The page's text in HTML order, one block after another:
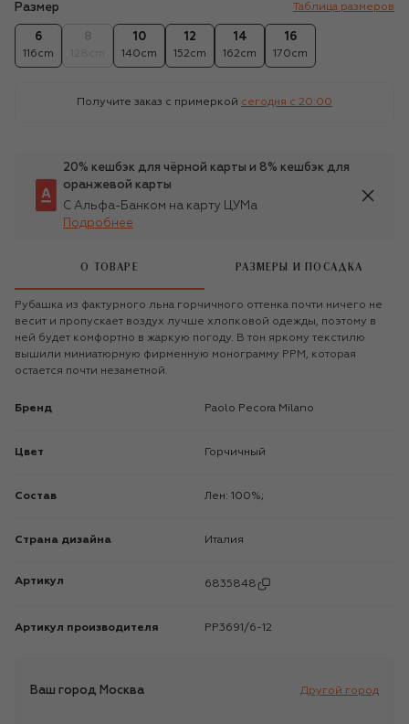
Размер Таблица размеров
6
116cm
10
140cm
12
152cm
14
162cm
16
170cm
Получите заказ с примеркой сегодня c 20:00
20% кешбэк для чёрной карты и 8% кешбэк для
оранжевой карты
С Альфа-Банком на карту ЦУМа
Подробнее
О ТОВАРЕ РАЗМЕРЫ И ПОСАДКА
Рубашка из фактурного льна горчичного оттенка почти ничего не
весит и пропускает воздух лучше хлопковой одежды, поэтому в
ней будет комфортно в жаркую погоду. В тон яркому текстилю
вышили миниатюрную фирменную монограмму PPM, которая
остается почти незаметной.
Бренд Paolo Pecora Milano
Цвет Горчичный
Состав Лен: 100%;
Страна дизайна Италия
Артикул 6835848
Артикул производителя PP3691/6-12
Ваш город Москва Другой город